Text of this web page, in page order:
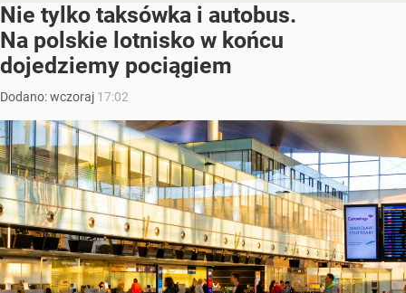
Nie tylko taksówka i autobus.
Na polskie lotnisko w końcu
dojedziemy pociągiem
Dodano:wczoraj 17:02